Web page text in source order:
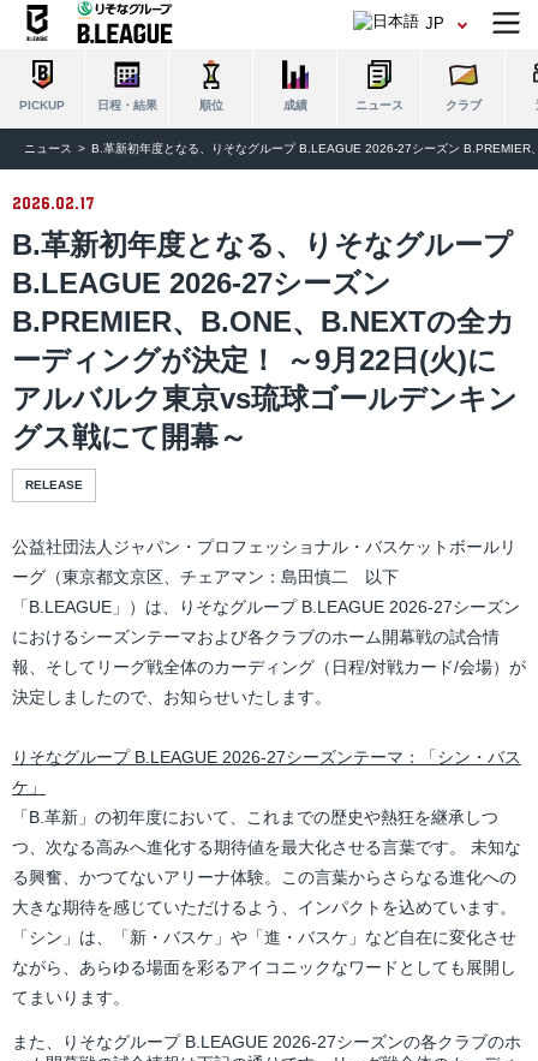
JP
PICKUP 日程・結果 順位 成績 ニュース クラブ
ニュース B.革新初年度となる、りそなグループ B.LEAGUE 2026-27シーズン
2026.02.17
B.革新初年度となる、りそなグループ
B.LEAGUE 2026-27シーズン
B.PREMIER、B.ONE、B.NEXTの全カ
ーディングが決定！ ～9月22日(火)に
アルバルク東京vs琉球ゴールデンキン
グス戦にて開幕～
RELEASE
公益社団法人ジャパン・プロフェッショナル・バスケットボールリ
ーグ（東京都文京区、チェアマン：島田慎二 以下
「B.LEAGUE」）は、りそなグループ B.LEAGUE 2026-27シーズン
におけるシーズンテーマおよび各クラブのホーム開幕戦の試合情
報、そしてリーグ戦全体のカーディング（日程/対戦カード/会場）が
決定しましたので、お知らせいたします。
りそなグループ B.LEAGUE 2026-27シーズンテーマ：「シン・バス
ケ」
「B.革新」の初年度において、これまでの歴史や熱狂を継承しつ
つ、次なる高みへ進化する期待値を最大化させる言葉です。 未知な
る興奮、かつてないアリーナ体験。この言葉からさらなる進化への
大きな期待を感じていただけるよう、インパクトを込めています。
「シン」は、「新・バスケ」や「進・バスケ」など自在に変化させ
ながら、あらゆる場面を彩るアイコニックなワードとしても展開し
てまいります。
また、りそなグループ B.LEAGUE 2026-27シーズンの各クラブのホ